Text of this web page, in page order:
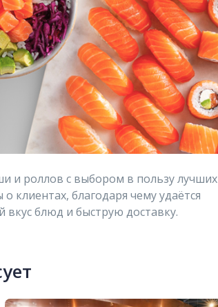
и роллов с выбором в пользу лучших
клиентах, благодаря чему удаётся
вкус блюд и быструю доставку.